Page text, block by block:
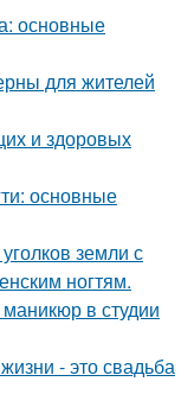
основные
для жителей
и здоровых
основные
земли с
ногтям.
в студии
- это свадьба